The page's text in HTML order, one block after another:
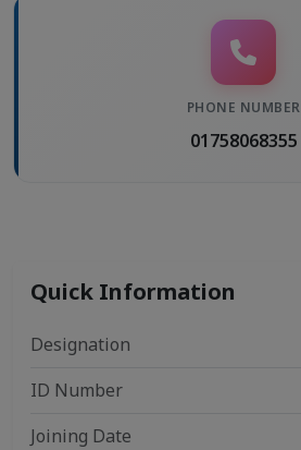
PHONE NUMBER
01758068355
Quick Information
Designation
ID Number
Joining Date